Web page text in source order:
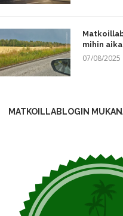
mihin
07/08/2025
MATKOILLABLOGIN